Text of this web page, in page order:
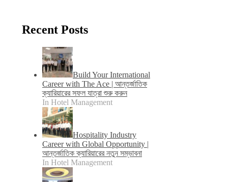
Recent Posts
Build Your International
Career with The Ace | আন্তর্জাতিক
ক্যারিয়ারের সফল যাত্রা শুরু করুন
In Hotel Management
Hospitality Industry
Career with Global Opportunity |
আন্তর্জাতিক ক্যারিয়ারের নতুন সম্ভাবনা
In Hotel Management